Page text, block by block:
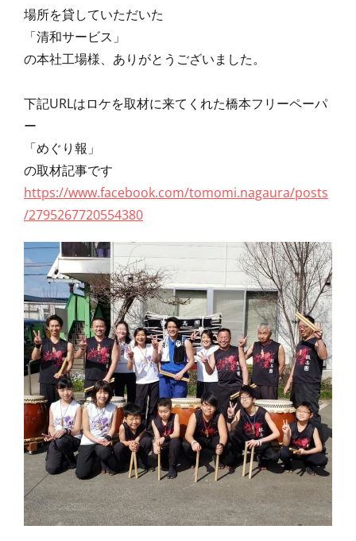
場所を貸していただいた
「清和サービス」
の本社工場様、ありがとうございました。
下記URLはロケを取材に来てくれた橋本フリーペーパ
ー
「めぐり報」
の取材記事です
https://www.facebook.com/tomomi.nagaura/posts
/2795267720554380